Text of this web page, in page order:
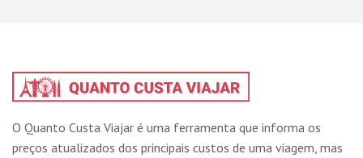
O Quanto Custa Viajar é uma ferramenta que informa os
preços atualizados dos principais custos de uma viagem, mas